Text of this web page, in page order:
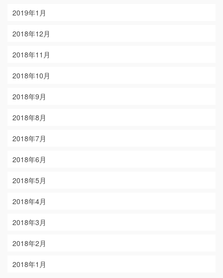
2019年1月
2018年12月
2018年11月
2018年10月
2018年9月
2018年8月
2018年7月
2018年6月
2018年5月
2018年4月
2018年3月
2018年2月
2018年1月